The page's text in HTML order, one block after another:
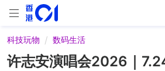
科技玩物 数码生活
许志安演唱会2026｜